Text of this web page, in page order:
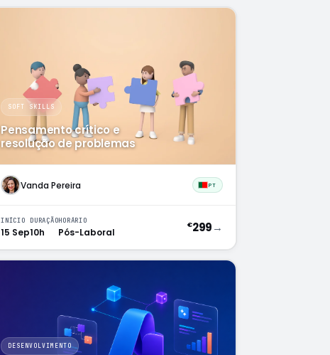
SOFT SKILLS
Pensamento crítico e
resolução de problemas
Vanda Pereira PT
INÍCIO
15 Sep
DURAÇÃO
10h
HORÁRIO
Pós-Laboral
€299→
DESENVOLVIMENTO